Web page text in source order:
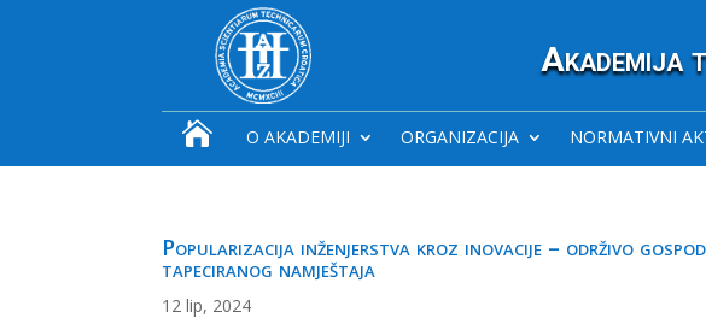
Akademija
 O AKADEMIJI ORGANIZACIJA NORMATIVNI
Popularizacija inženjerstva kroz inovacije – održivo
tapeciranog namještaja
12 lip, 2024